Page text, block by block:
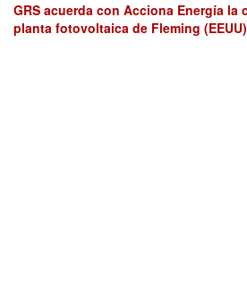
GRS acuerda con Acciona Energía la
planta fotovoltaica de Fleming